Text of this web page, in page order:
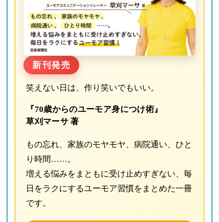
新刊発売
笑えない日は、作り笑いでもいい。
『70歳からのユーモア身につけ術』
草刈マーサ 著
もの忘れ、家族のモヤモヤ、病院通い、ひと
り時間……。
増える悩みをまともに受け止めすぎない、毎
日をラクにするユーモア習慣をまとめた一冊
です。